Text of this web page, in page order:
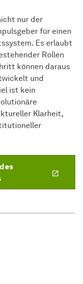
nur der
für einen
Es erlaubt
Rollen
können daraus
und
ist kein
Klarheit,